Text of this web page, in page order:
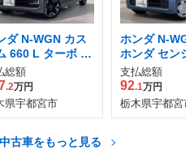
ダ N-WGN カス
660 L ターボ ホ
センシング
総額
.2万円
県宇都宮市
ホンダ N-
ホンダ センシ
支払総額
92.1万円
栃木県宇都宮市
古車をもっと見る